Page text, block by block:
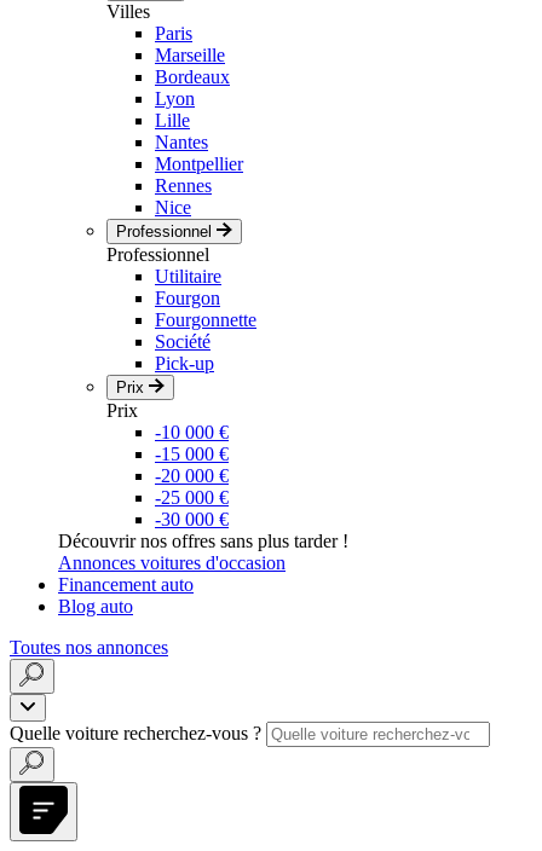
Villes
Paris
Marseille
Bordeaux
Lyon
Lille
Nantes
Montpellier
Rennes
Nice
Professionnel
Professionnel
Utilitaire
Fourgon
Fourgonnette
Société
Pick-up
Prix
Prix
-10 000 €
-15 000 €
-20 000 €
-25 000 €
-30 000 €
Découvrir nos offres sans plus tarder !
Annonces voitures d'occasion
Financement auto
Blog auto
Toutes nos annonces
Quelle voiture recherchez-vous ?